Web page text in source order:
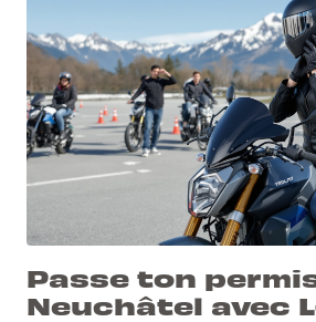
Passe ton
Neuchâtel avec